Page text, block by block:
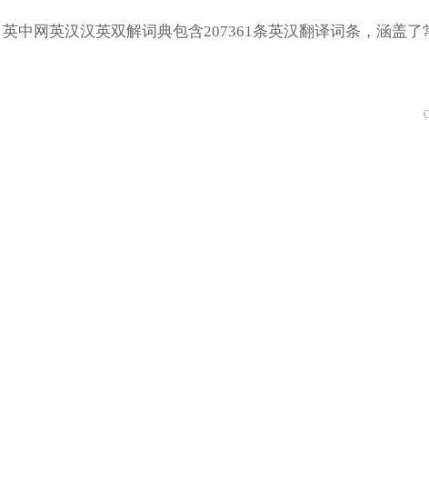
英中网英汉汉英双解词典包含207361条英汉翻译词条，涵盖